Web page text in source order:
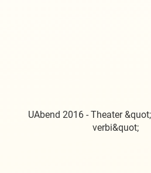
UAbend 2016 - Theater
verbi&quot;